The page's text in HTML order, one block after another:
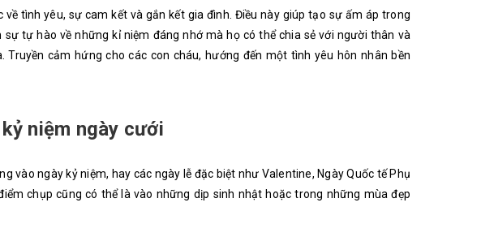
tình yêu, sự cam kết và gắn kết gia đình. Điều này giúp tạo sự ấm áp trong
tự hào về những kỉ niệm đáng nhớ mà họ có thể chia sẻ với người thân và
cảm hứng cho các con cháu, hướng đến một tình yêu hôn nhân bền
niệm ngày cưới
vào ngày kỷ niệm, hay các ngày lễ đặc biệt như Valentine, Ngày Quốc tế Phụ
chụp cũng có thể là vào những dịp sinh nhật hoặc trong những mùa đẹp